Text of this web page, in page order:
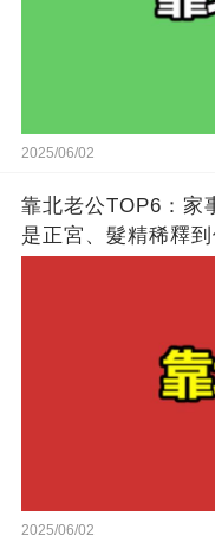
2025/06/02
靠北老公TOP6：家
是正宮、髮精稀釋
2025/06/02